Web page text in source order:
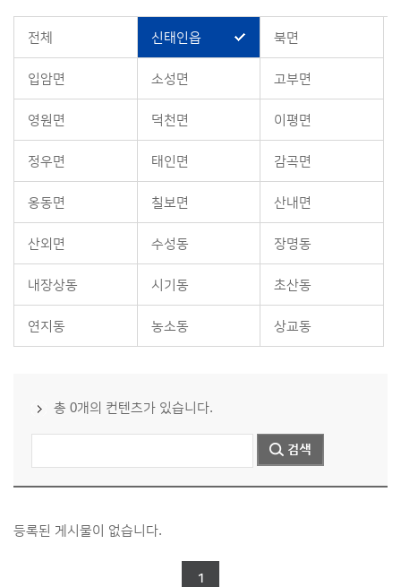
전체 신태인읍 북면
입암면 소성면 고부면
영원면 덕천면 이평면
정우면 태인면 감곡면
옹동면 칠보면 산내면
산외면 수성동 장명동
내장상동 시기동 초산동
연지동 농소동 상교동
총 0개의 컨텐츠가 있습니다.
등록된 게시물이 없습니다.
1